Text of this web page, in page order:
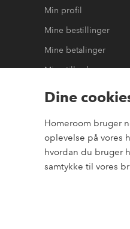
Dine
Homeroom bruger
oplevelse på vores
hvordan du bruger
samtykke til vores
Min profil
Mine bestillinger
Mine betalinger
Mine tilbud
Mine returneringer
Sikre betalinger
Vil du vide mere om